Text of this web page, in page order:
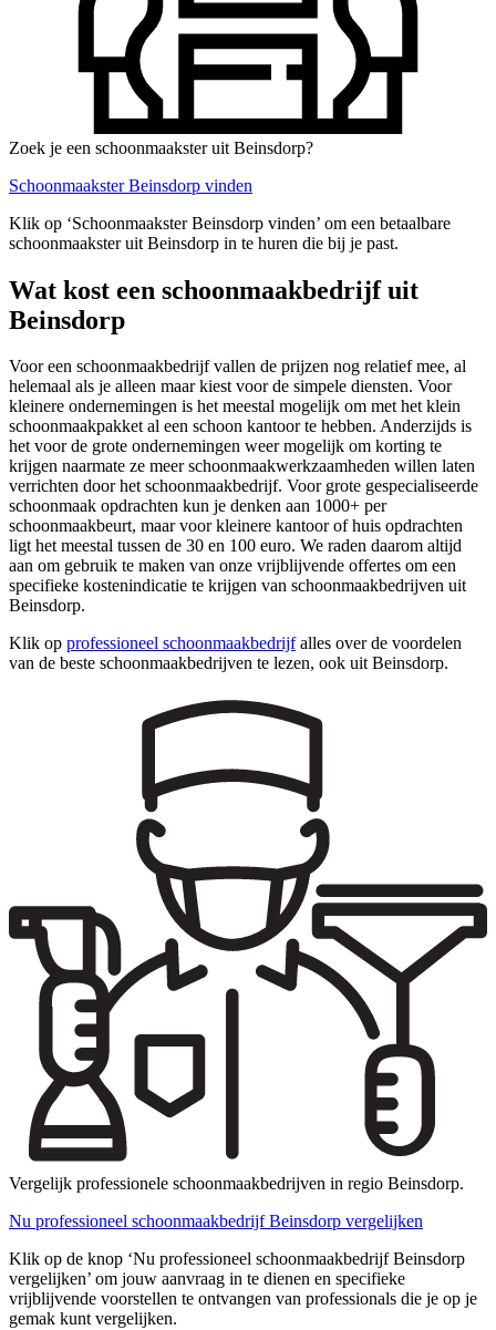
Zoek je een schoonmaakster uit Beinsdorp?
Schoonmaakster Beinsdorp vinden
Klik op ‘Schoonmaakster Beinsdorp vinden’ om een betaalbare
schoonmaakster uit Beinsdorp in te huren die bij je past.
Wat kost een schoonmaakbedrijf uit
Beinsdorp
Voor een schoonmaakbedrijf vallen de prijzen nog relatief mee, al
helemaal als je alleen maar kiest voor de simpele diensten. Voor
kleinere ondernemingen is het meestal mogelijk om met het klein
schoonmaakpakket al een schoon kantoor te hebben. Anderzijds is
het voor de grote ondernemingen weer mogelijk om korting te
krijgen naarmate ze meer schoonmaakwerkzaamheden willen laten
verrichten door het schoonmaakbedrijf. Voor grote gespecialiseerde
schoonmaak opdrachten kun je denken aan 1000+ per
schoonmaakbeurt, maar voor kleinere kantoor of huis opdrachten
ligt het meestal tussen de 30 en 100 euro. We raden daarom altijd
aan om gebruik te maken van onze vrijblijvende offertes om een
specifieke kostenindicatie te krijgen van schoonmaakbedrijven uit
Beinsdorp.
Klik op professioneel schoonmaakbedrijfalles over de voordelen
van de beste schoonmaakbedrijven te lezen, ook uit Beinsdorp.
Vergelijk professionele schoonmaakbedrijven in regio Beinsdorp.
Nu professioneel schoonmaakbedrijf Beinsdorp vergelijken
Klik op de knop ‘Nu professioneel schoonmaakbedrijf Beinsdorp
vergelijken’ om jouw aanvraag in te dienen en specifieke
vrijblijvende voorstellen te ontvangen van professionals die je op je
gemak kunt vergelijken.